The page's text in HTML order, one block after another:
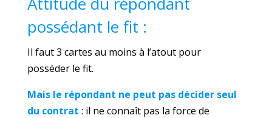
possédant le fit :
Il faut 3 cartes au moins à l’atout pour
posséder le fit.
Mais le répondant ne peut pas décider seul
du contrat : il ne connaît pas la force de